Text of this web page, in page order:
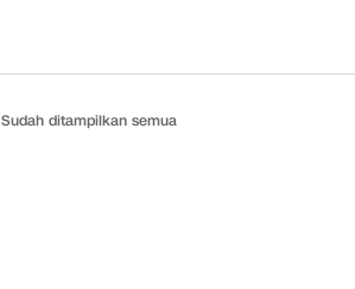
Sudah ditampilkan semua